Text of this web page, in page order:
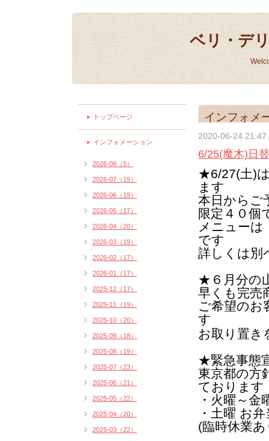
ベリ・デ
インフォメ
2020-06-24
6/25(魔木)日
★6/27(土)
ます
本日からご
限定４０個
メニューは
です
詳しくは別
★６月分の
早くも完売
ご希望のお
す
お取り置き
★緊急事態
東京都の方
ております
・火曜～
・土曜 お
(臨時休業
トップページ
インフォメーション
2026-08（5）
2026-07（19）
2026-06（19）
2026-05（17）
2026-04（20）
2026-03（19）
2026-02（17）
2026-01（17）
2025-12（17）
2025-11（19）
2025-10（20）
2025-09（18）
2025-08（19）
2025-07（23）
2025-06（21）
2025-05（22）
2025-04（20）
2025-03（22）